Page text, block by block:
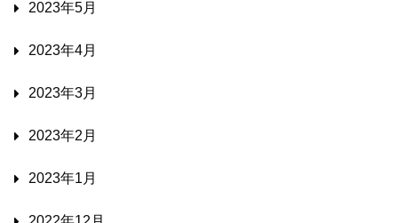
2023年5月
2023年4月
2023年3月
2023年2月
2023年1月